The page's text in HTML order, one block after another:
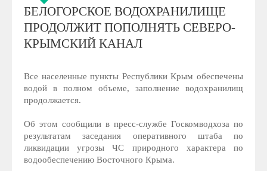
БЕЛОГОРСКОЕ ВОДОХРАНИЛИЩЕ
ПРОДОЛЖИТ ПОПОЛНЯТЬ СЕВЕРО-
КРЫМСКИЙ КАНАЛ
Все населенные пункты Республики Крым обеспечены
водой в полном объеме, заполнение водохранилищ
продолжается.
Об этом сообщили в пресс-службе Госкомводхоза по
результатам заседания оперативного штаба по
ликвидации угрозы ЧС природного характера по
водообеспечению Восточного Крыма.